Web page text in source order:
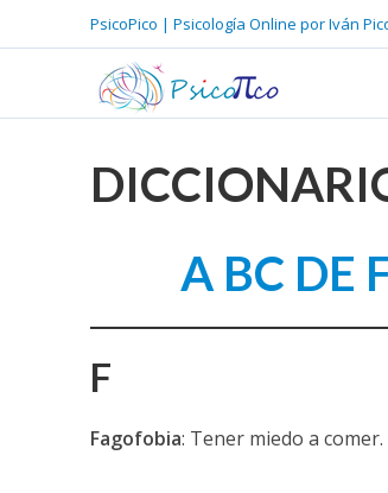
PsicoPico | Psicología Online por Iván
A BC DE
F
Fagofobia: Tener miedo a comer.